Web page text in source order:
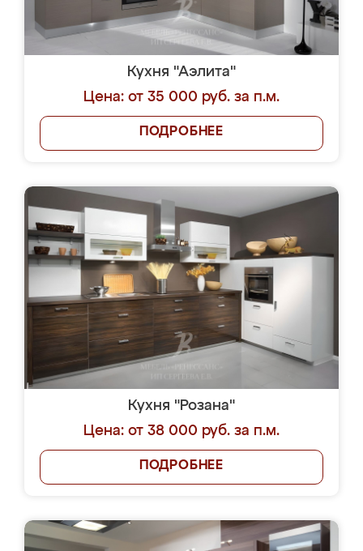
Кухня "Аэлита"
Цена: от 35 000 руб. за п.м.
ПОДРОБНЕЕ
Кухня "Розана"
Цена: от 38 000 руб. за п.м.
ПОДРОБНЕЕ